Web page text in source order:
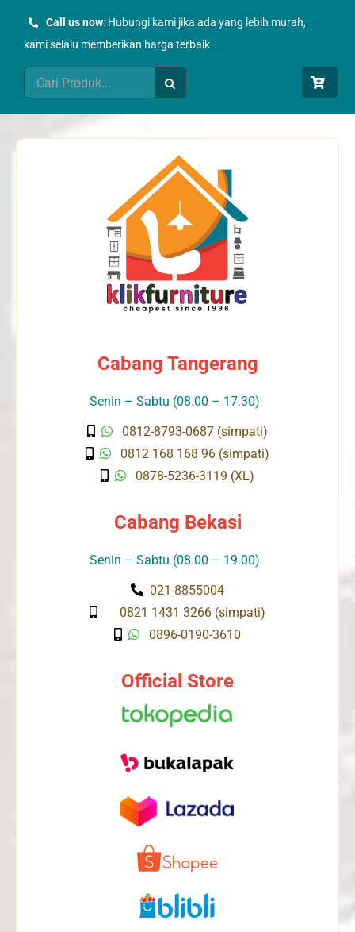
Call us now: Hubungi kami jika ada yang lebih murah,
kami selalu memberikan harga terbaik
Search
for:
Cabang Tangerang
Senin – Sabtu (08.00 – 17.30)
0812-8793-0687 (simpati)
0812 168 168 96 (simpati)
0878-5236-3119 (XL)
Cabang Bekasi
Senin – Sabtu (08.00 – 19.00)
021-8855004
0821 1431 3266 (simpati)
0896-0190-3610
Official Store